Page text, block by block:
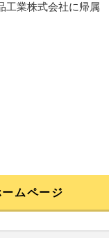
工業株式会社に帰属
ムページ